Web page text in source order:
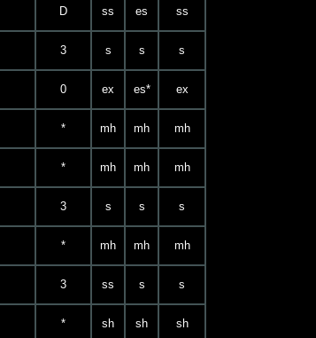
D ss es ss
3 s s s
0 ex es* ex
* mh mh mh
* mh mh mh
3 s s s
* mh mh mh
3 ss s s
* sh sh sh